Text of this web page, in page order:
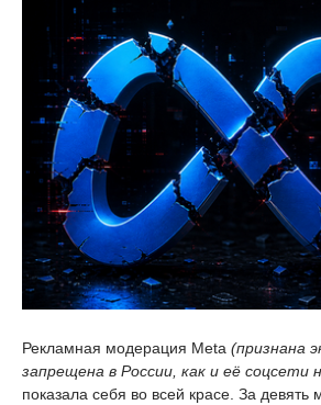
Рекламная модерация Meta (признана
запрещена в России, как и её соцсети
показала себя во всей красе. За девять